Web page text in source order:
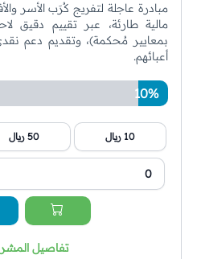
مبادرة عاجلة لتفريج كُرَب الأسر
مالية طارئة، عبر تقييم دقيق
بمعايير مُحكمة)، وتقديم دعم
أعبائهم.
10%
10 ريال 50 ريال
تفاصيل